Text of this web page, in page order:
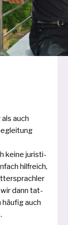
auch
kei­ne juris­ti­
hilf­reich,
wir dann tat­
auch